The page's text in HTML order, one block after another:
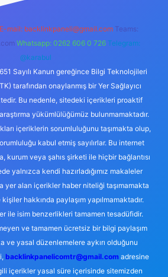
E-mail: backlinkpaneli@gmail.com Teams:
Whatsapp: 0262 606 0 726 Telegram:
@karabul
Sayılı Kanun gereğince Bilgi Teknolojileri
tarafından onaylanmış bir Yer Sağlayıcı
Bu nedenle, sitedeki içerikleri proaktif
yükümlülüğümüz bulunmamaktadır.
içeriklerin sorumluluğunu taşımakta olup,
kabul etmiş sayılırlar. Bu internet
kurum veya şahıs şirketi ile hiçbir bağlantısı
yalnızca kendi hazırladığımız makaleler
yer alan içerikler haber niteliği taşımamakta
hakkında paylaşım yapılmamaktadır.
ile isim benzerlikleri tamamen tesadüfidir.
ve tamamen ücretsiz bir bilgi paylaşım
ve yasal düzenlemelere aykırı olduğunu
backlinkpanelicomtr@gmail.comadresine
içerikler yasal süre içerisinde sitemizden